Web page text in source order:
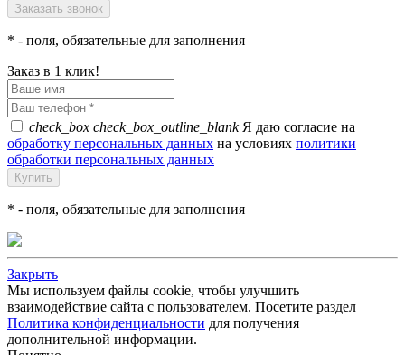
* - поля, обязательные для заполнения
Заказ в 1 клик!
check_box check_box_outline_blankЯ даю согласие на
обработку персональных данных на условиях политики
обработки персональных данных
* - поля, обязательные для заполнения
Закрыть
Мы используем файлы cookie, чтобы улучшить
взаимодействие сайта с пользователем. Посетите раздел
Политика конфиденциальности для получения
дополнительной информации.